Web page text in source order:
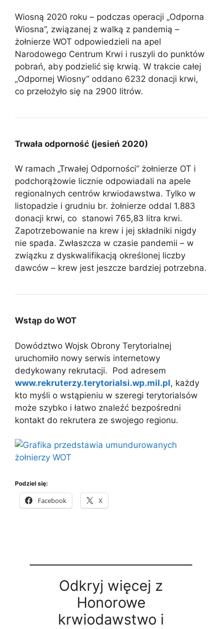
Wiosną 2020 roku – podczas operacji „Odporna
Wiosna”, związanej z walką z pandemią –
żołnierze WOT odpowiedzieli na apel
Narodowego Centrum Krwi i ruszyli do punktów
pobrań, aby podzielić się krwią. W trakcie całej
„Odpornej Wiosny” oddano 6232 donacji krwi,
co przełożyło się na 2900 litrów.
Trwała odporność (jesień 2020)
W ramach „Trwałej Odporności” żołnierze OT i
podchorążowie licznie odpowiadali na apele
regionalnych centrów krwiodawstwa. Tylko w
listopadzie i grudniu br. żołnierze oddal 1.883
donacji krwi, co stanowi 765,83 litra krwi.
Zapotrzebowanie na krew i jej składniki nigdy
nie spada. Zwłaszcza w czasie pandemii – w
związku z dyskwalifikacją określonej liczby
dawców – krew jest jeszcze bardziej potrzebna.
Wstąp do WOT
Dowództwo Wojsk Obrony Terytorialnej
uruchomiło nowy serwis internetowy
dedykowany rekrutacji. Pod adresem
www.rekruterzy.terytorialsi.wp.mil.pl, każdy
kto myśli o wstąpieniu w szeregi terytorialsów
może szybko i łatwo znaleźć bezpośredni
kontakt do rekrutera ze swojego regionu.
Podziel się:
Facebook X
Odkryj więcej z
Honorowe
krwiodawstwo i